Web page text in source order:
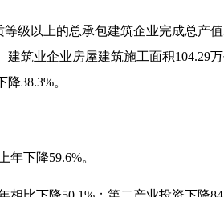
等级以上的总承包建筑企业完成总产值
建筑业企业房屋建筑施工面积104.29
降38.3%。
年下降59.6%。